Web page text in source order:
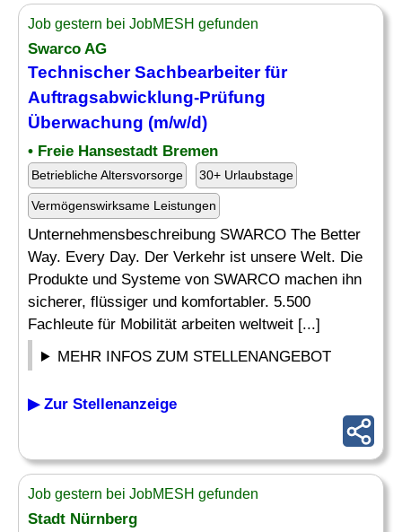
Job gestern bei JobMESH gefunden
Swarco AG
Technischer Sachbearbeiter für
Auftragsabwicklung-Prüfung
Überwachung (m/w/d)
• Freie Hansestadt Bremen
Betriebliche Altersvorsorge 30+ Urlaubstage
Vermögenswirksame Leistungen
Unternehmensbeschreibung SWARCO The Better
Way. Every Day. Der Verkehr ist unsere Welt. Die
Produkte und Systeme von SWARCO machen ihn
sicherer, flüssiger und komfortabler. 5.500
Fachleute für Mobilität arbeiten weltweit [...]
MEHR INFOS ZUM STELLENANGEBOT
▶ Zur Stellenanzeige
Job gestern bei JobMESH gefunden
Stadt Nürnberg